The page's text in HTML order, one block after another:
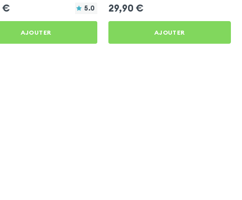
€ 5.0
AJOUTER
29,90 €
AJOUTER